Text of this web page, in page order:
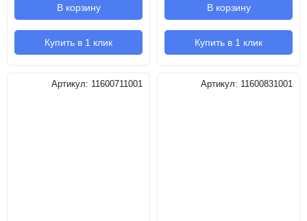
В корзину
Купить в 1 клик
В корзину
Купить в 1 клик
Артикул: 11600711001 Артикул: 11600831001